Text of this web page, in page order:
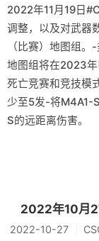
2022年11月19日
调整，以及对武器
（比赛）地图组
地图组将在2023年
死亡竞赛和竞技模
少至5发-将M4A1-
S的远距离伤害。
2022年10月
2022-10-27